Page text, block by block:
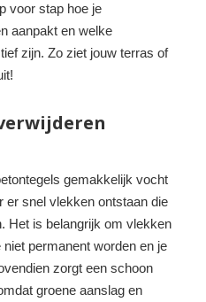
voor stap hoe je
aanpakt en welke
zijn. Zo ziet jouw terras of
gemakkelijk vocht
er snel vlekken ontstaan die
Het is belangrijk om vlekken
permanent worden en je
zorgt een schoon
groene aanslag en